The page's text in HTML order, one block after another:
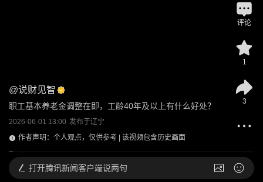
@说财见智
职工基本养老金调整在即，工龄40年及以上有什么好处？
2026-06-01 13:00 发布于辽宁
作者声明：个人观点，仅供参考 | 该视频包含历史画面
评论
1
3
打开腾讯新闻客户端说两句